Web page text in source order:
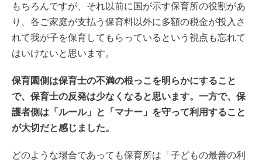
もちろんですが、それ以前に国が示す保育所の役割があ
り、各ご家庭が支払う保育料以外に多額の税金が投入さ
れて我が子を保育してもらっているという視点も忘れて
はいけないと思います。
保育園側は保育士の不満の根っこを明らかにすること
で、保育士の反発は少なくなると思います。一方で、保
護者側は「ルール」と「マナー」を守って利用すること
が大切だと感じました。
どのような場合であっても保育所は「子どもの最善の利